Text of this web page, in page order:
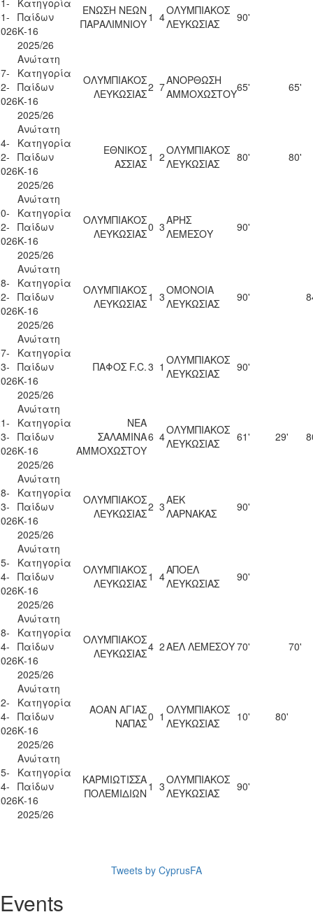
Κατηγορία
Παίδων
Κ-16
2025/26
ΕΝΩΣΗ ΝΕΩΝ
ΠΑΡΑΛΙΜΝΙΟΥ1 4ΟΛΥΜΠΙΑΚΟΣ
ΛΕΥΚΩΣΙΑΣ
90'
Ανώτατη
Κατηγορία
Παίδων
Κ-16
2025/26
ΟΛΥΜΠΙΑΚΟΣ
ΛΕΥΚΩΣΙΑΣ2 7ΑΝΟΡΘΩΣΗ
ΑΜΜΟΧΩΣΤΟΥ65' 65'
Ανώτατη
Κατηγορία
Παίδων
Κ-16
2025/26
ΕΘΝΙΚΟΣ
ΑΣΣΙΑΣ1 2ΟΛΥΜΠΙΑΚΟΣ
ΛΕΥΚΩΣΙΑΣ
80' 80'
Ανώτατη
Κατηγορία
Παίδων
Κ-16
2025/26
ΟΛΥΜΠΙΑΚΟΣ
ΛΕΥΚΩΣΙΑΣ0 3ΑΡΗΣ
ΛΕΜΕΣΟΥ
90'
Ανώτατη
Κατηγορία
Παίδων
Κ-16
2025/26
ΟΛΥΜΠΙΑΚΟΣ
ΛΕΥΚΩΣΙΑΣ1 3ΟΜΟΝΟΙΑ
ΛΕΥΚΩΣΙΑΣ
90'
Ανώτατη
Κατηγορία
Παίδων
Κ-16
2025/26
ΠΑΦΟΣ F.C.3 1 ΟΛΥΜΠΙΑΚΟΣ
ΛΕΥΚΩΣΙΑΣ
90'
Ανώτατη
Κατηγορία
Παίδων
Κ-16
2025/26
ΝΕΑ
ΣΑΛΑΜΙΝΑ
ΑΜΜΟΧΩΣΤΟΥ
6 4ΟΛΥΜΠΙΑΚΟΣ
ΛΕΥΚΩΣΙΑΣ
61' 29'
Ανώτατη
Κατηγορία
Παίδων
Κ-16
2025/26
ΟΛΥΜΠΙΑΚΟΣ
ΛΕΥΚΩΣΙΑΣ2 3ΑΕΚ
ΛΑΡΝΑΚΑΣ
90'
Ανώτατη
Κατηγορία
Παίδων
Κ-16
2025/26
ΟΛΥΜΠΙΑΚΟΣ
ΛΕΥΚΩΣΙΑΣ1 4ΑΠΟΕΛ
ΛΕΥΚΩΣΙΑΣ
90'
Ανώτατη
Κατηγορία
Παίδων
Κ-16
2025/26
ΟΛΥΜΠΙΑΚΟΣ
ΛΕΥΚΩΣΙΑΣ4 2ΑΕΛ ΛΕΜΕΣΟΥ70' 70'
Ανώτατη
Κατηγορία
Παίδων
Κ-16
2025/26
ΑΟΑΝ ΑΓΙΑΣ
ΝΑΠΑΣ0 1 ΟΛΥΜΠΙΑΚΟΣ
ΛΕΥΚΩΣΙΑΣ
10' 80'
Ανώτατη
Κατηγορία
Παίδων
Κ-16
2025/26
ΚΑΡΜΙΩΤΙΣΣΑ
ΠΟΛΕΜΙΔΙΩΝ 1 3ΟΛΥΜΠΙΑΚΟΣ
ΛΕΥΚΩΣΙΑΣ
90'
Tweets by CyprusFA
Events